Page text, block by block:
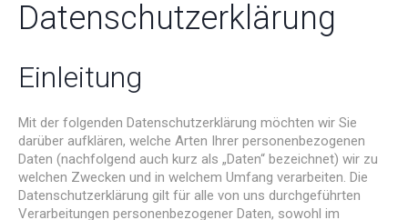
Datenschutzerklärung
Einleitung
Mit der folgenden Datenschutzerklärung möchten wir Sie
darüber aufklären, welche Arten Ihrer personenbezogenen
Daten (nachfolgend auch kurz als „Daten“ bezeichnet) wir zu
welchen Zwecken und in welchem Umfang verarbeiten. Die
Datenschutzerklärung gilt für alle von uns durchgeführten
Verarbeitungen personenbezogener Daten, sowohl im